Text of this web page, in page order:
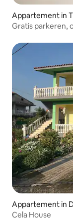
Appartement in
Gratis parkeren,
Appartement in
Cela House